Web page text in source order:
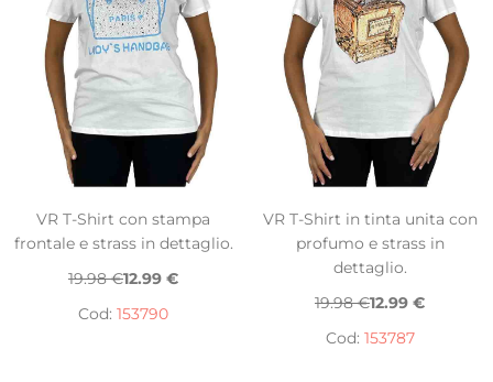
VR T-Shirt con stampa
frontale e strass in dettaglio.
19.98 €12.99 €
Cod: 153790
VR T-Shirt in tinta unita con
profumo e strass in
dettaglio.
19.98 €12.99 €
Cod: 153787